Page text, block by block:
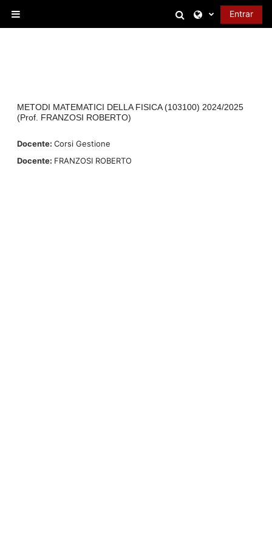
Selector de
Entrar
METODI MATEMATICI DELLA FISICA (103100) 2024/2025
(Prof. FRANZOSI ROBERTO)
Docente: Corsi Gestione
Docente: FRANZOSI ROBERTO